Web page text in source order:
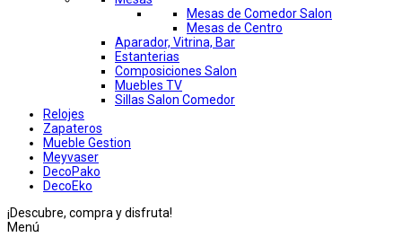
Mesas de Comedor Salon
Mesas de Centro
Aparador, Vitrina, Bar
Estanterias
Composiciones Salon
Muebles TV
Sillas Salon Comedor
Relojes
Zapateros
Mueble Gestion
Meyvaser
DecoPako
DecoEko
¡Descubre, compra y disfruta!
Menú